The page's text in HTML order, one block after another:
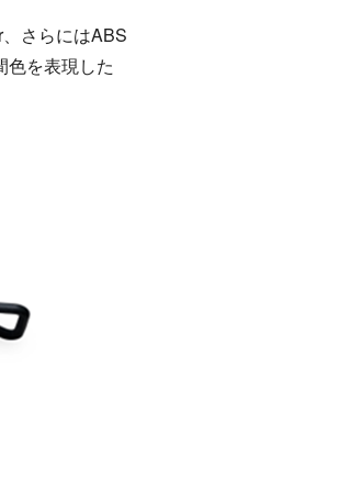
さらにはABS
色を表現した